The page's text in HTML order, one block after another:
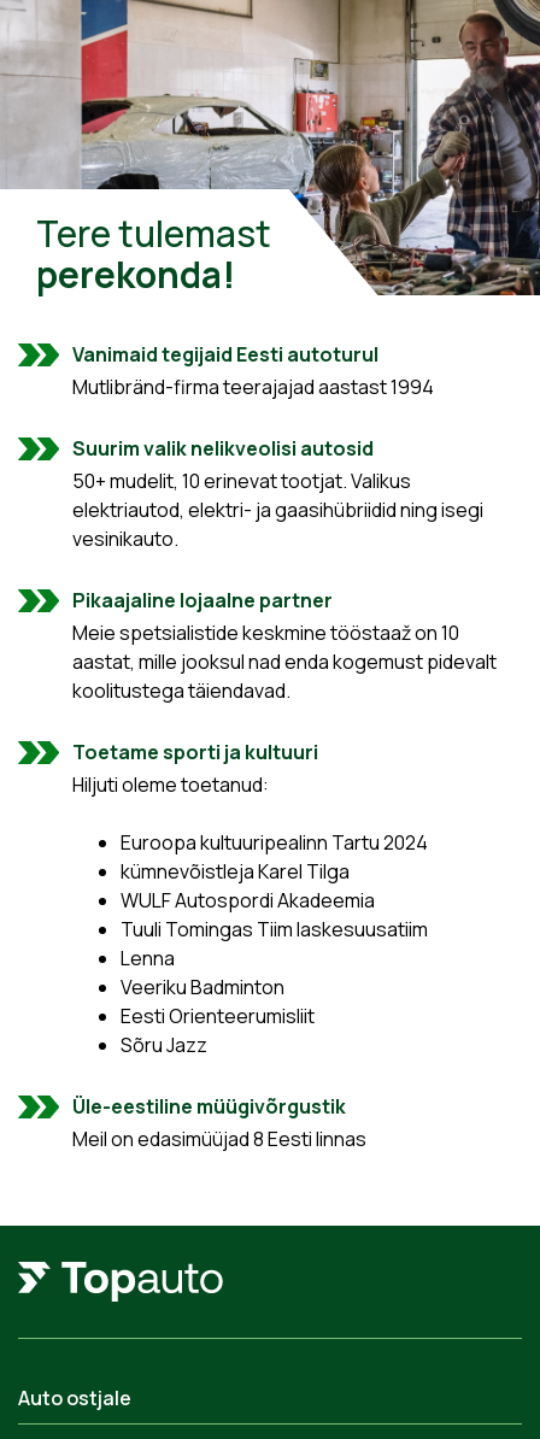
Tere tulemast
perekonda!
Vanimaid tegijaid Eesti autoturul
Mutlibränd-firma teerajajad aastast 1994
Suurim valik nelikveolisi autosid
50+ mudelit, 10 erinevat tootjat. Valikus
elektriautod, elektri- ja gaasihübriidid ning isegi
vesinikauto.
Pikaajaline lojaalne partner
Meie spetsialistide keskmine tööstaaž on 10
aastat, mille jooksul nad enda kogemust pidevalt
koolitustega täiendavad.
Toetame sporti ja kultuuri
Hiljuti oleme toetanud:
Euroopa kultuuripealinn Tartu 2024
kümnevõistleja Karel Tilga
WULF Autospordi Akadeemia
Tuuli Tomingas Tiim laskesuusatiim
Lenna
Veeriku Badminton
Eesti Orienteerumisliit
Sõru Jazz
Üle-eestiline müügivõrgustik
Meil on edasimüüjad 8 Eesti linnas
Auto ostjale